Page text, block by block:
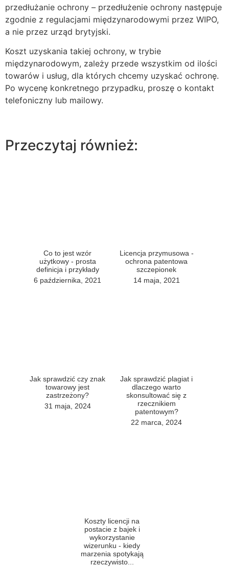
przedłużanie ochrony – przedłużenie ochrony następuje
zgodnie z regulacjami międzynarodowymi przez WIPO,
a nie przez urząd brytyjski.
Koszt uzyskania takiej ochrony, w trybie
międzynarodowym, zależy przede wszystkim od ilości
towarów i usług, dla których chcemy uzyskać ochronę.
Po wycenę konkretnego przypadku, proszę o kontakt
telefoniczny lub mailowy.
Przeczytaj również:
Co to jest wzór
użytkowy - prosta
definicja i przykłady
6 października, 2021
Licencja przymusowa -
ochrona patentowa
szczepionek
14 maja, 2021
Jak sprawdzić czy znak
towarowy jest
zastrzeżony?
31 maja, 2024
Jak sprawdzić plagiat i
dlaczego warto
skonsultować się z
rzecznikiem
patentowym?
22 marca, 2024
Koszty licencji na
postacie z bajek i
wykorzystanie
wizerunku - kiedy
marzenia spotykają
rzeczywisto...